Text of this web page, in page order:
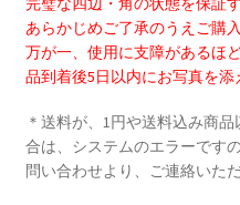
ッ
プ
ショップご利用案内
ブログ
JPA会員の皆様へ
あらかじめご了承のうえご購入
万が一、使用に支障があるほ
品到着後5日以内にお写真を添
＊送料が、1円や送料込み商
合は、システムのエラーです
問い合わせより、ご連絡いた